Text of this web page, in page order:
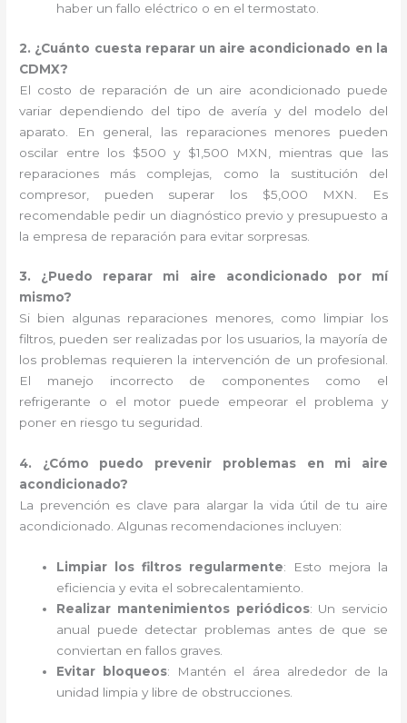
haber un fallo eléctrico o en el termostato.
2. ¿Cuánto cuesta reparar un aire acondicionado en la
CDMX?
El costo de reparación de un aire acondicionado puede
variar dependiendo del tipo de avería y del modelo del
aparato. En general, las reparaciones menores pueden
oscilar entre los $500 y $1,500 MXN, mientras que las
reparaciones más complejas, como la sustitución del
compresor, pueden superar los $5,000 MXN. Es
recomendable pedir un diagnóstico previo y presupuesto a
la empresa de reparación para evitar sorpresas.
3. ¿Puedo reparar mi aire acondicionado por mí
mismo?
Si bien algunas reparaciones menores, como limpiar los
filtros, pueden ser realizadas por los usuarios, la mayoría de
los problemas requieren la intervención de un profesional.
El manejo incorrecto de componentes como el
refrigerante o el motor puede empeorar el problema y
poner en riesgo tu seguridad.
4. ¿Cómo puedo prevenir problemas en mi aire
acondicionado?
La prevención es clave para alargar la vida útil de tu aire
acondicionado. Algunas recomendaciones incluyen:
Limpiar los filtros regularmente: Esto mejora la
eficiencia y evita el sobrecalentamiento.
Realizar mantenimientos periódicos: Un servicio
anual puede detectar problemas antes de que se
conviertan en fallos graves.
Evitar bloqueos: Mantén el área alrededor de la
unidad limpia y libre de obstrucciones.